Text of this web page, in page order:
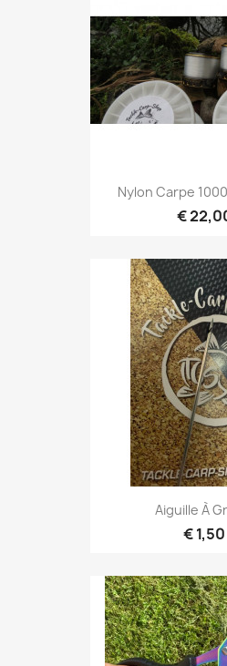
Nylon Carpe
€
Aiguille À
€ 1,50